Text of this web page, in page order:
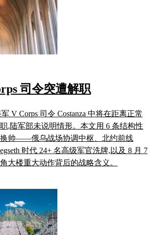
司令突遭解职
V Corps 司令 Costanza 中将在距离正常
,陆军部未说明情形。本文用 6 条结构性
帅——俄乌战场协调中枢、北约前线
时代 24+ 名高级军官洗牌,以及 8 月 7
大楼重大动作背后的战略含义。